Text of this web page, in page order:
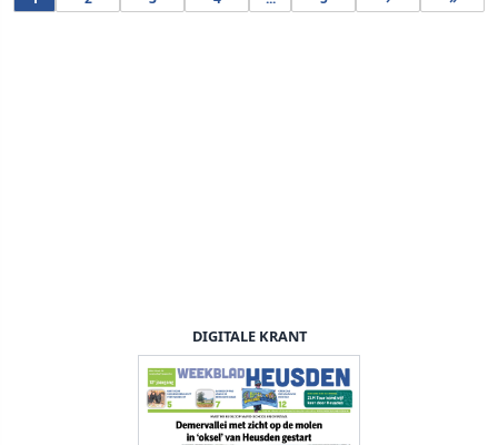
DIGITALE KRANT